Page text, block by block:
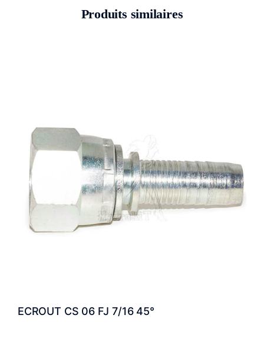
Produits similaires
ECROUT CS 06 FJ 7/16 45°